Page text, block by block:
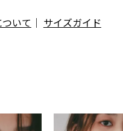
いて ｜ サイズガイド